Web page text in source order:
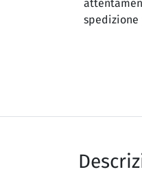
spedizione